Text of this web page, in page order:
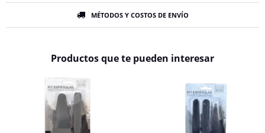
MÉTODOS Y COSTOS DE ENVÍO
Productos que te pueden interesar